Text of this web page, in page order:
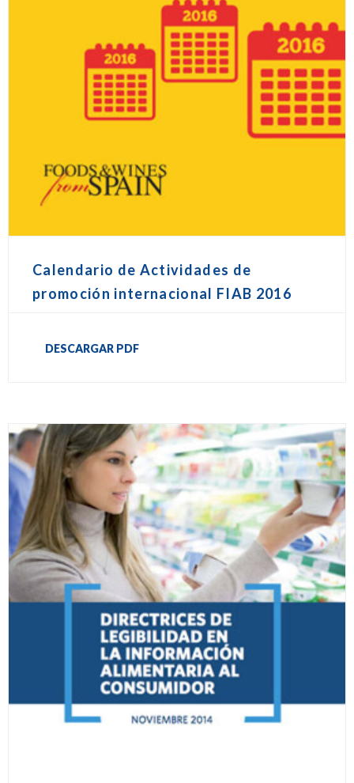
Calendario de Actividades de
promoción internacional FIAB 2016
DESCARGAR PDF